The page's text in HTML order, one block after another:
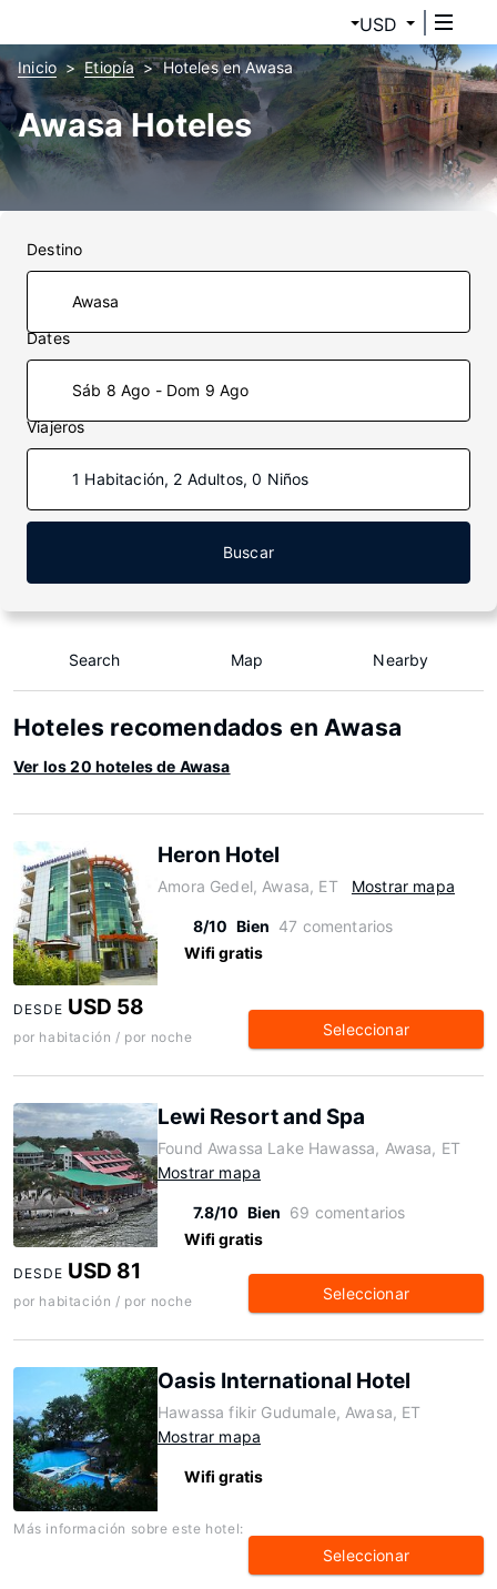
USD
Inicio Etiopía Hoteles en Awasa
Awasa Hoteles
Destino
Dates
Sáb 8 Ago - Dom 9 Ago
Viajeros
1 Habitación, 2 Adultos, 0 Niños
Buscar
Search Map Nearby
Hoteles recomendados en Awasa
Ver los 20 hoteles de Awasa
Heron Hotel
Amora Gedel, Awasa, ET Mostrar mapa
8/10 Bien 47 comentarios
Wifi gratis
DESDE USD 58
por habitación / por noche Seleccionar
Lewi Resort and Spa
Found Awassa Lake Hawassa, Awasa, ET
Mostrar mapa
7.8/10 Bien 69 comentarios
Wifi gratis
DESDE USD 81
por habitación / por noche Seleccionar
Oasis International Hotel
Hawassa fikir Gudumale, Awasa, ET
Mostrar mapa
Wifi gratis
Más información sobre este hotel:
Seleccionar